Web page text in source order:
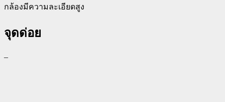
กล้องมีความละเอียดสูง
จุดด่อย
–